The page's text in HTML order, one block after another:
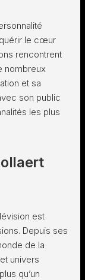
le cœur
rencontrent
nombreux
et sa
son public
les plus
est
Depuis ses
de la
univers
qu’un